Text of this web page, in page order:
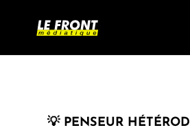
💡 PENSEUR